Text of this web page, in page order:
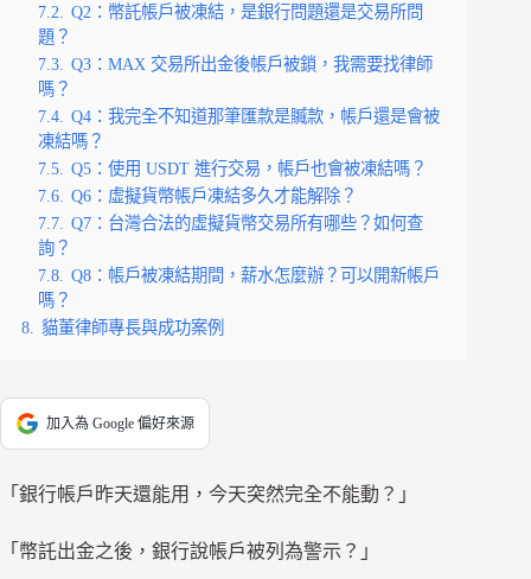
7.2. Q2：幣託帳戶被凍結，是銀行問題還是交易所問
題？
7.3. Q3：MAX 交易所出金後帳戶被鎖，我需要找律師
嗎？
7.4. Q4：我完全不知道那筆匯款是贓款，帳戶還是會被
凍結嗎？
7.5. Q5：使用 USDT 進行交易，帳戶也會被凍結嗎？
7.6. Q6：虛擬貨幣帳戶凍結多久才能解除？
7.7. Q7：台灣合法的虛擬貨幣交易所有哪些？如何查
詢？
7.8. Q8：帳戶被凍結期間，薪水怎麼辦？可以開新帳戶
嗎？
8. 貓董律師專長與成功案例
加入為 Google 偏好來源
「銀行帳戶昨天還能用，今天突然完全不能動？」
「幣託出金之後，銀行說帳戶被列為警示？」